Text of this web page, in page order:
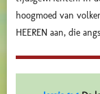
hoogmoed van
HEEREN aan, die